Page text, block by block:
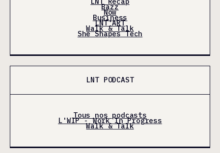
Bazz
Now
Business
LNT'ART
Walk & Talk
She Shapes Tech
LNT PODCAST
Tous nos podcasts
L'WIP - Work In Progress
Walk & Talk